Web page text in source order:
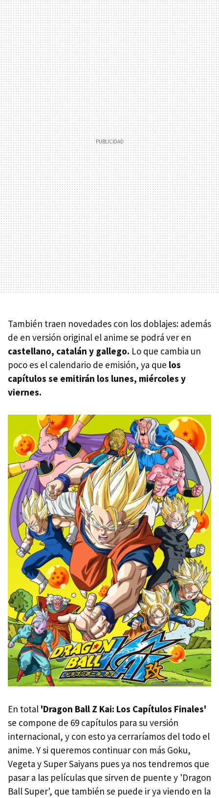
También traen novedades con los doblajes: además
de en versión original el anime se podrá ver en
castellano, catalán y gallego. Lo que cambia un
poco es el calendario de emisión, ya que los
capítulos se emitirán los lunes, miércoles y
viernes.
En total 'Dragon Ball Z Kai: Los Capítulos Finales'
se compone de 69 capítulos para su versión
internacional, y con esto ya cerraríamos del todo el
anime. Y si queremos continuar con más Goku,
Vegeta y Super Saiyans pues ya nos tendremos que
pasar a las películas que sirven de puente y 'Dragon
Ball Super', que también se puede ir ya viendo en la